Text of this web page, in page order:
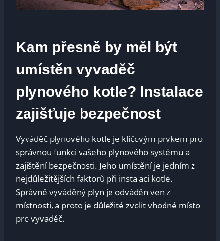
Kam přesně by měl být
umístěn vyvaděč
plynového kotle? Instalace
zajišťuje bezpečnost
Vyváděč plynového kotle je klíčovým prvkem pro
správnou funkci vašeho plynového systému a
zajištění bezpečnosti. Jeho umístění je jedním z
nejdůležitějších faktorů při instalaci kotle.
Správně vyváděný plyn je odváděn ven z
místnosti, a proto je důležité zvolit vhodné místo
pro vyvaděč.